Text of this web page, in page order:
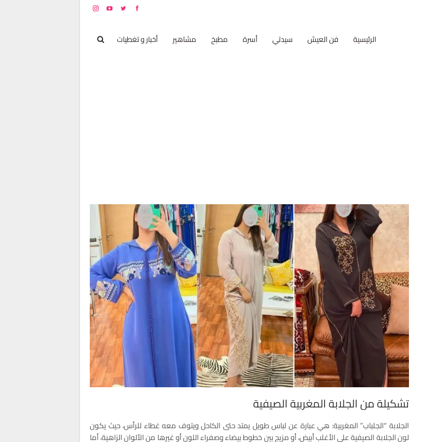
الرئيسية فن العيش سيدتي أسرة مطبخ مشاهير أخبار و تغطيات
تشكيلة من الجلابة المغربية الصيفية
الجلابة “الجلباب” المغربية: هي عبارة عن لباس طويل يمتد حتى الكاحل ويتوف معه غطاء للرأس، حيث يكون
لون الجلابة الصيفية على الأغلب أبيض، أو مزيج بين خطوط بيضاء وصفراء اللون أو غيرها من الألوان الزاهية، أما